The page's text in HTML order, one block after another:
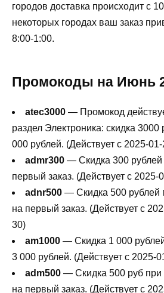
городов доставка происходит с
некоторых городах ваш заказ
8:00-1:00.
Промокоды на Июнь
atec3000 — Промокод
раздел Электроника: скидка 3000
000 рублей. (Действует с 2025-
admr300 — Скидка 300 рублей
первый заказ. (Действует с
adnr500 — Скидка 500 рублей
на первый заказ. (Действует с
30)
am1000 — Скидка 1 000
3 000 рублей. (Действует с 2025-
adm500 — Скидка 500 руб при
на первый заказ. (Действует с